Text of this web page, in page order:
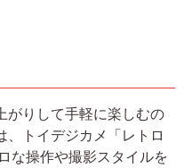
がりして手軽に楽しむの
、トイデジカメ「レトロ
な操作や撮影スタイルを